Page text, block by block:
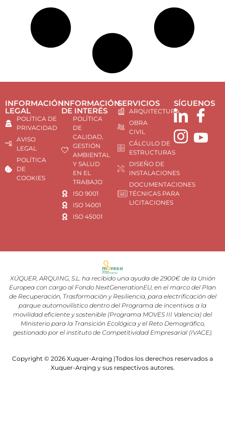
INFORMACIÓN
LEGAL
POLÍTICA DE
PRIVACIDAD
AVISO
LEGAL
POLÍTICA
DE
COOKIES
INFORMACIÓN
DE INTERÉS
POLÍTICA
DE
CALIDAD,
GESTIÓN
AMBIENTAL
Y SALUD
EN EL
TRABAJO
ISO 9001
ISO 14001
ISO 45001
SERVICIOS
ARQUITECTURA
OBRA
CIVIL
CÁLCULO DE
ESTRUCTURAS
DISEÑO DE
INSTALACIONES
DOCUMENTACIONES
TÉCNICAS PARA
LICITACIONES
SÍGUENOS
XÚQUER, ARQUING, S.L. ha recibido una ayuda de 2900€ de la Unión
Europea con cargo al Fondo NextGenerationEU, en el marco del Plan
de Recuperación, Trasformación y Resiliencia, para electrificación del
parque automovilístico dentro del Programa de incentivos a la
movilidad eficiente y sostenible (Programa MOVES III Valencia) del
Ministerio para la Transición Ecológica y el Reto Demográfico,
gestionado por el instituto de Competitividad Empresarial (IVACE).
Copyright © 2026 Xuquer-Arqing |Todos los derechos reservados a
Xuquer-Arqing y sus respectivos autores.